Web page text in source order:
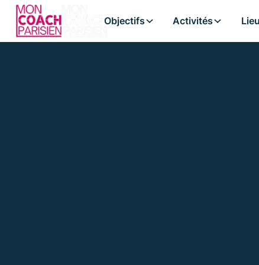
Objectifs Activités
Objectifs Activités